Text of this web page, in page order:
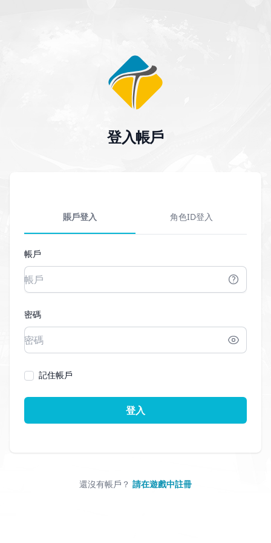
登入帳戶
賬戶登入 角色ID登入
帳戶
密碼
記住帳戶
登入
還沒有帳戶？ 請在遊戲中註冊